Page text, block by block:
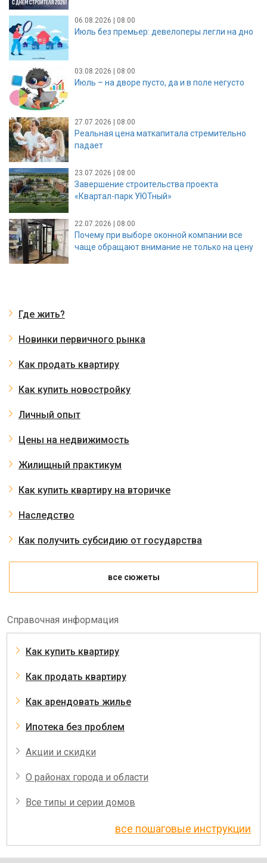
06.08.2026 | 08:00
Июль без премьер: девелоперы легли на дно
03.08.2026 | 08:00
Июль – на дворе пусто, да и в поле негусто
27.07.2026 | 08:00
Реальная цена маткапитала стремительно
падает
23.07.2026 | 08:00
Завершение строительства проекта
«Квартал-парк УЮТный»
22.07.2026 | 08:00
Почему при выборе оконной компании все
чаще обращают внимание не только на цену
Где жить?
Новинки первичного рынка
Как продать квартиру
Как купить новостройку
Личный опыт
Цены на недвижимость
Жилищный практикум
Как купить квартиру на вторичке
Наследство
Как получить субсидию от государства
все сюжеты
Справочная информация
Как купить квартиру
Как продать квартиру
Как арендовать жилье
Ипотека без проблем
Акции и скидки
О районах города и области
Все типы и серии домов
все пошаговые инструкции